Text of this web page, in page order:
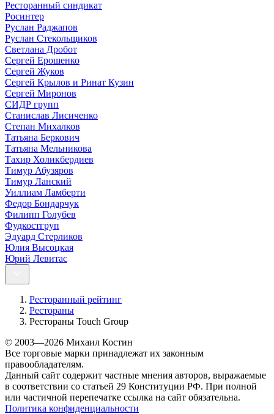
Ресторанный синдикат
Росинтер
Руслан Раджапов
Руслан Стекольщиков
Светлана Дробот
Сергей Ерошенко
Сергей Жуков
Сергей Крылов и Ринат Кузин
Сергей Миронов
СИДР групп
Станислав Лисиченко
Степан Михалков
Татьяна Беркович
Татьяна Мельникова
Тахир Холикбердиев
Тимур Абузяров
Тимур Ланский
Уиллиам Ламберти
Федор Бондарчук
Филипп Голубев
Фудкостгруп
Эдуард Стерликов
Юлия Высоцкая
Юрий Левитас
Ресторанный рейтинг
Рестораны
Рестораны Touch Group
© 2003—2026 Михаил Костин
Все торговые марки принадлежат их законным
правообладателям.
Данный сайт содержит частные мнения авторов, выражаемые
в соответствии со статьей 29 Конституции РФ. При полной
или частичной перепечатке ссылка на сайт обязательна.
Политика конфиденциальности